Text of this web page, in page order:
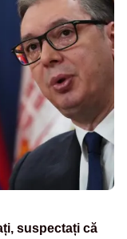
suspectați că